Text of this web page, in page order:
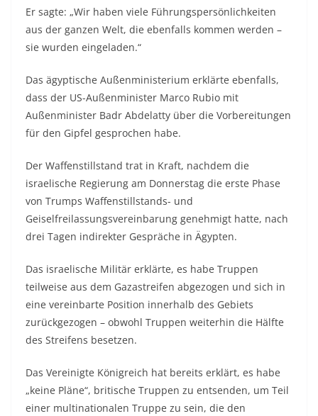
Er sagte: „Wir haben viele Führungspersönlichkeiten
aus der ganzen Welt, die ebenfalls kommen werden –
sie wurden eingeladen.“
Das ägyptische Außenministerium erklärte ebenfalls,
dass der US-Außenminister Marco Rubio mit
Außenminister Badr Abdelatty über die Vorbereitungen
für den Gipfel gesprochen habe.
Der Waffenstillstand trat in Kraft, nachdem die
israelische Regierung am Donnerstag die erste Phase
von Trumps Waffenstillstands- und
Geiselfreilassungsvereinbarung genehmigt hatte, nach
drei Tagen indirekter Gespräche in Ägypten.
Das israelische Militär erklärte, es habe Truppen
teilweise aus dem Gazastreifen abgezogen und sich in
eine vereinbarte Position innerhalb des Gebiets
zurückgezogen – obwohl Truppen weiterhin die Hälfte
des Streifens besetzen.
Das Vereinigte Königreich hat bereits erklärt, es habe
„keine Pläne“, britische Truppen zu entsenden, um Teil
einer multinationalen Truppe zu sein, die den